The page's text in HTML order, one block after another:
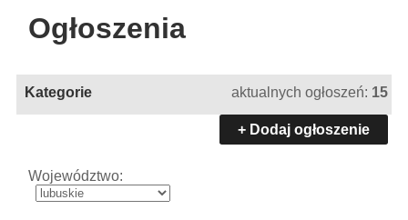
Ogłoszenia
Kategorie aktualnych ogłoszeń: 15
+ Dodaj ogłoszenie
Województwo: